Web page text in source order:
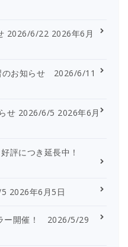
2026/6/22 2026年6月
お知らせ 2026/6/11
せ 2026/6/5 2026年6月
評につき延長中！
2026年6月5日
ー開催！ 2026/5/29